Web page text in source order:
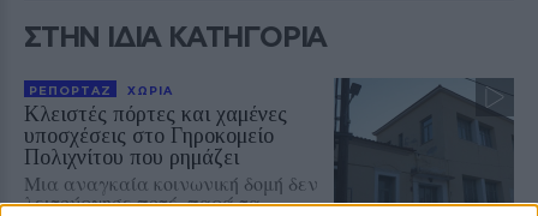
ΣΤΗΝ ΙΔΙΑ ΚΑΤΗΓΟΡΙΑ
ΡΕΠΟΡΤΑΖ ΧΩΡΙΑ
Κλειστές πόρτες και χαμένες
υποσχέσεις στο Γηροκομείο
Πολιχνίτου που ρημάζει
Μια αναγκαία κοινωνική δομή δεν
λειτούργησε ποτέ, παρά τα